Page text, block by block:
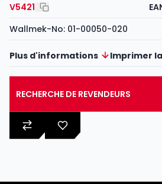
V5421
Wallmek-No: 01-00050-020
Plus d'informations Imprimer
RECHERCHE DE REVENDEURS